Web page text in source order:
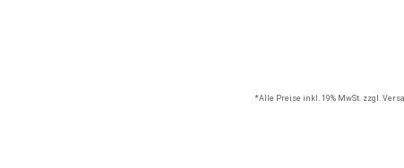
*Alle Preise inkl. 19% MwSt. zzgl.